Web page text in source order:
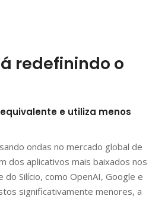
redefinindo o
e utiliza menos
ondas no mercado global de
dos aplicativos mais baixados nos
Silício, como OpenAI, Google e
significativamente menores, a